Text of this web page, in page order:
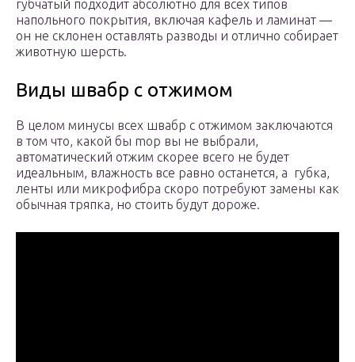
губчатый подходит абсолютно для всех типов
напольного покрытия, включая кафель и ламинат —
он не склонен оставлять разводы и отлично собирает
животную шерсть.
Виды швабр с отжимом
В целом минусы всех швабр с отжимом заключаются
в том что, какой бы mop вы не выбрали,
автоматический отжим скорее всего не будет
идеальным, влажность все равно останется, а губка,
ленты или микрофибра скоро потребуют замены как
обычная тряпка, но стоить будут дороже.